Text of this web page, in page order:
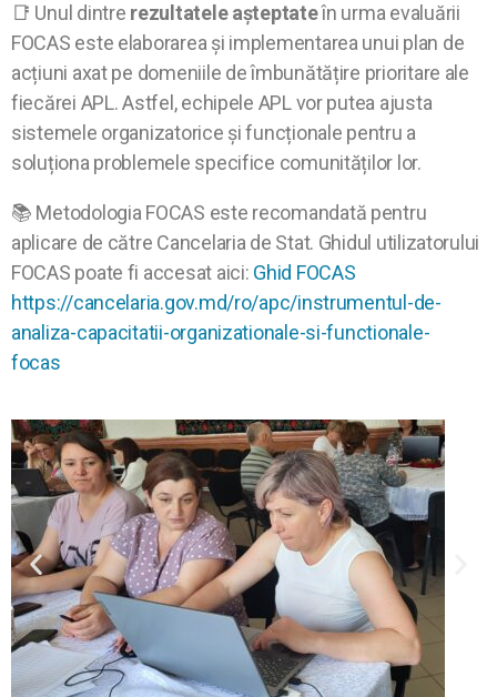
📑 Unul dintre rezultatele așteptateîn urma evaluării
FOCAS este elaborarea și implementarea unui plan de
acțiuni axat pe domeniile de îmbunătățire prioritare ale
fiecărei APL. Astfel, echipele APL vor putea ajusta
sistemele organizatorice și funcționale pentru a
soluționa problemele specifice comunităților lor.
📚 Metodologia FOCAS este recomandată pentru
aplicare de către Cancelaria de Stat. Ghidul utilizatorului
FOCAS poate fi accesat aici: Ghid FOCAS
https://cancelaria.gov.md/ro/apc/instrumentul-de-
analiza-capacitatii-organizationale-si-functionale-
focas